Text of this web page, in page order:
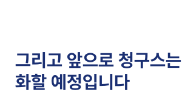
그리고 앞으로 청구스
화할 예정입니다